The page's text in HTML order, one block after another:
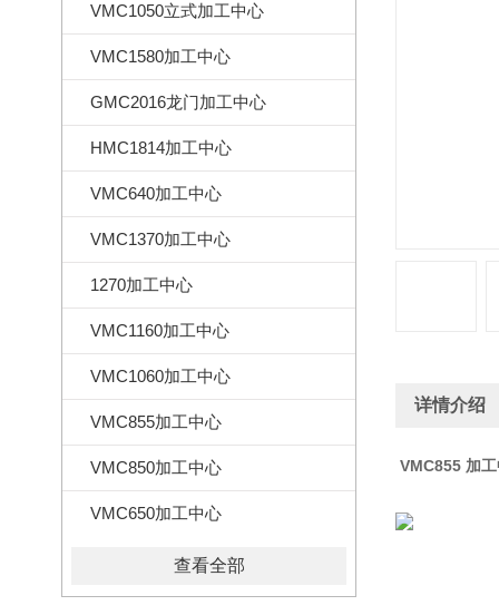
VMC1050立式加工中心
VMC1580加工中心
GMC2016龙门加工中心
HMC1814加工中心
VMC640加工中心
VMC1370加工中心
1270加工中心
VMC1160加工中心
VMC1060加工中心
VMC855加工中心
VMC850加工中心
VMC650加工中心
查看全部
详情介绍
VMC855 加